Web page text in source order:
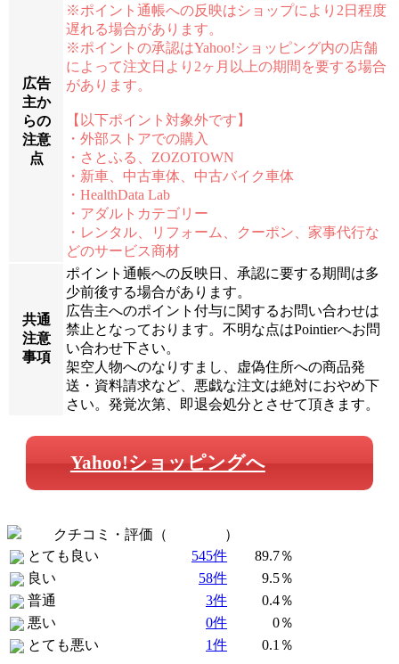
広告
主か
らの
注意
点
※ポイント通帳への反映はショップにより2日程度
遅れる場合があります。
※ポイントの承認はYahoo!ショッピング内の店舗
によって注文日より2ヶ月以上の期間を要する場合
があります。
【以下ポイント対象外です】
・外部ストアでの購入
・さとふる、ZOZOTOWN
・新車、中古車体、中古バイク車体
・HealthData Lab
・アダルトカテゴリー
・レンタル、リフォーム、クーポン、家事代行な
どのサービス商材
共通
注意
事項
ポイント通帳への反映日、承認に要する期間は多
少前後する場合があります。
広告主へのポイント付与に関するお問い合わせは
禁止となっております。不明な点はPointierへお問
い合わせ下さい。
架空人物へのなりすまし、虚偽住所への商品発
送・資料請求など、悪戯な注文は絶対におやめ下
さい。発覚次第、即退会処分とさせて頂きます。
Yahoo!ショッピングへ
クチコミ・評価（
）
とても良い
545件
89.7％
良い
58件
9.5％
普通
3件
0.4％
悪い
0件
0％
とても悪い
1件 0.1％